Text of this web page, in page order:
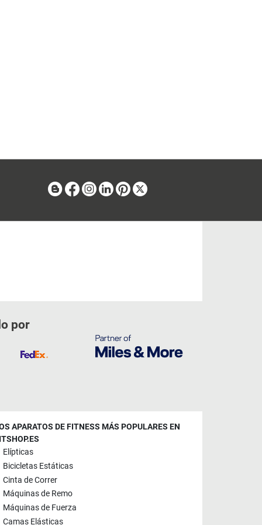
BlogFacebook
Instagram
LinkedinPinterest
por
APARATOS DE FITNESS MÁS POPULARES EN
Elípticas
Bicicletas Estáticas
Cinta de Correr
Máquinas de Remo
Máquinas de Fuerza
Camas Elásticas